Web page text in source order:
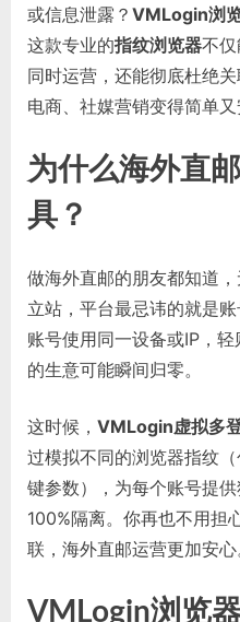
或信息泄露？ VMLogin浏
这款专业的指纹浏览器不
同时运营，还能彻底杜绝
电商、社媒营销变得简单又
为什么海外直
具？
做海外直邮的朋友都知道
立站，平台最忌讳的就是
账号使用同一设备或IP，
的生意可能瞬间归零。
这时候， VMLogin虚拟多
过模拟不同的浏览器指纹
键参数），为每个账号提
100%隔离。你再也不用担
联，海外直邮运营更加安心
VMLogin浏览